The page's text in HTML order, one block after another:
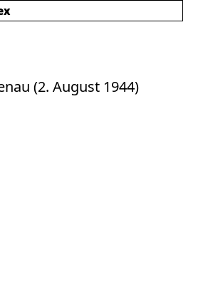
(2. August 1944)